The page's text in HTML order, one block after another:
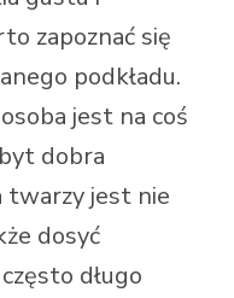
zapoznać się
podkładu.
jest na coś
dobra
twarzy jest nie
dosyć
długo